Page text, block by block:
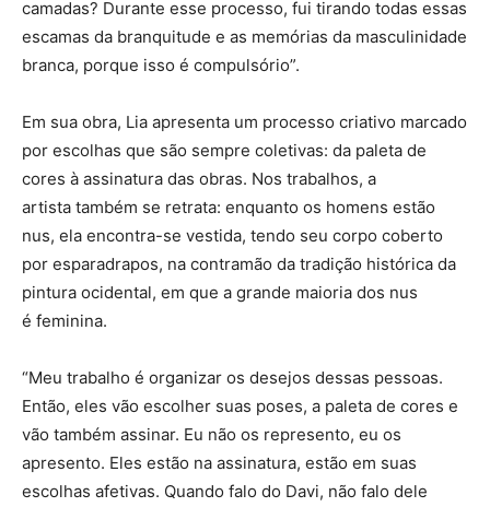
camadas? Durante esse processo, fui tirando todas essas
escamas da branquitude e as memórias da masculinidade
branca, porque isso é compulsório”.
Em sua obra, Lia apresenta um processo criativo marcado
por escolhas que são sempre coletivas: da paleta de
cores à assinatura das obras. Nos trabalhos, a
artista também se retrata: enquanto os homens estão
nus, ela encontra-se vestida, tendo seu corpo coberto
por esparadrapos, na contramão da tradição histórica da
pintura ocidental, em que a grande maioria dos nus
é feminina.
“Meu trabalho é organizar os desejos dessas pessoas.
Então, eles vão escolher suas poses, a paleta de cores e
vão também assinar. Eu não os represento, eu os
apresento. Eles estão na assinatura, estão em suas
escolhas afetivas. Quando falo do Davi, não falo dele